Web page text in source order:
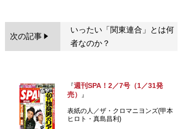
次の記事
いったい「関東連合」とは何
者なのか？
『週刊SPA！2／7号（1／31発
売）
』
表紙の人／ザ・クロマニヨンズ(甲本
ヒロト・真島昌利)